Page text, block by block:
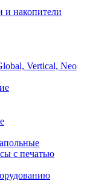
и накопители
Vertical, Neo
с печатью